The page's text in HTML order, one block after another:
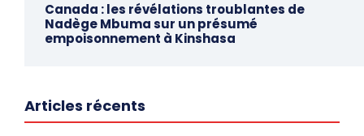
Canada : les révélations troublantes de
Nadège Mbuma sur un présumé
empoisonnement à Kinshasa
Articles récents